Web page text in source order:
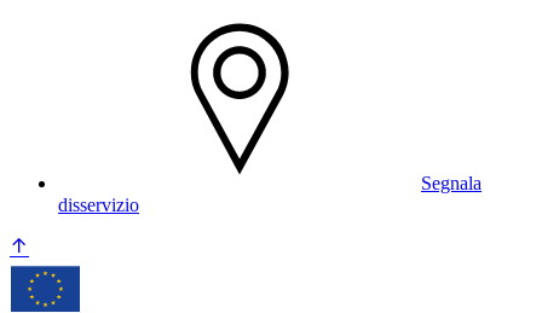
Segnala
disservizio